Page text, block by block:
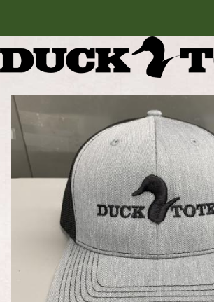
DuckTote